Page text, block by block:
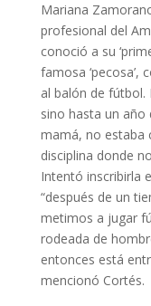
Mariana
profesional del
conoció a su
famosa
al balón de fútbol.
sino hasta un año
mamá, no estaba
disciplina donde
Intentó inscribirla
“después de un
metimos a jugar
rodeada de
entonces está
mencionó Cortés.